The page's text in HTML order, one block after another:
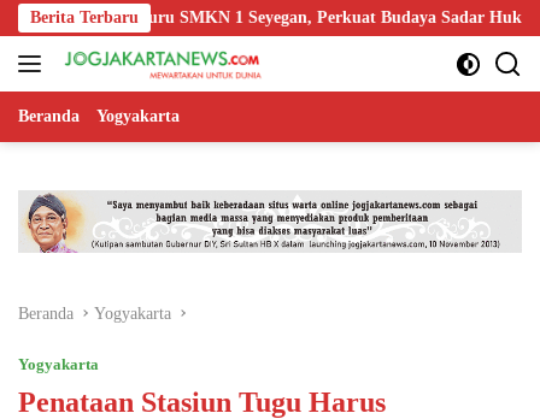
Langsung
ke
konten
Berita Terbaru
Guru SMKN 1 Seyegan, Perkuat Budaya Sadar Hukum di
Beranda Yogyakarta
Beranda Yogyakarta
Yogyakarta
Penataan Stasiun Tugu Harus